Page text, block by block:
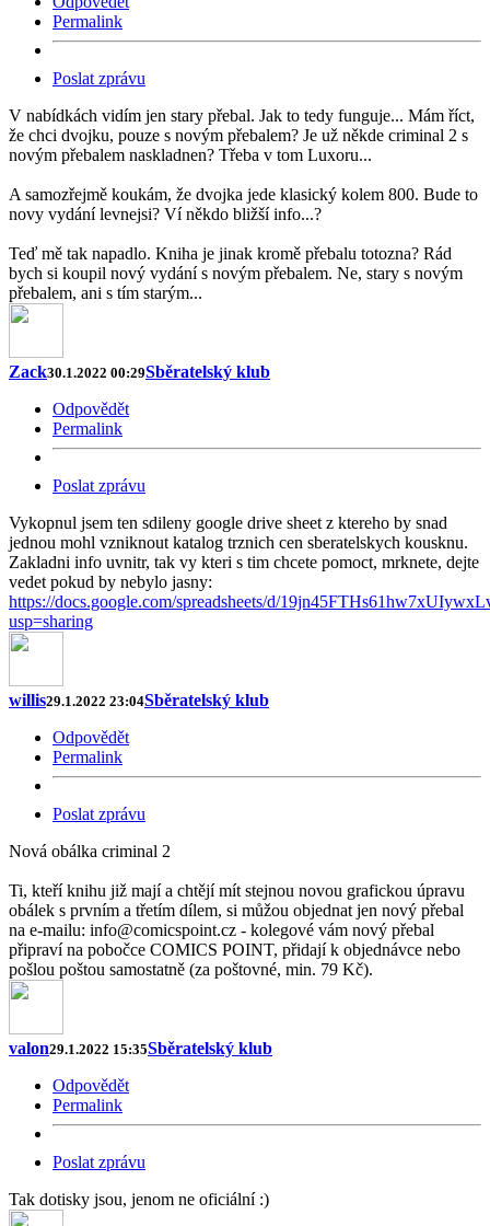
Permalink
Poslat zprávu
V nabídkách vidím jen stary přebal. Jak to tedy funguje... Mám říct,
že chci dvojku, pouze s novým přebalem? Je už někde criminal 2 s
novým přebalem naskladnen? Třeba v tom Luxoru...
A samozřejmě koukám, že dvojka jede klasický kolem 800. Bude to
novy vydání levnejsi? Ví někdo bližší info...?
Teď mě tak napadlo. Kniha je jinak kromě přebalu totozna? Rád
bych si koupil nový vydání s novým přebalem. Ne, stary s novým
přebalem, ani s tím starým...
Zack30.1.2022 00:29Sběratelský klub
Odpovědět
Permalink
Poslat zprávu
Vykopnul jsem ten sdileny google drive sheet z ktereho by snad
jednou mohl vzniknout katalog trznich cen sberatelskych kousknu.
Zakladni info uvnitr, tak vy kteri s tim chcete pomoct, mrknete, dejte
vedet pokud by nebylo jasny:
https://docs.google.com/spreadsheets/d/
usp=sharing
willis29.1.2022 23:04Sběratelský klub
Odpovědět
Permalink
Poslat zprávu
Nová obálka criminal 2
Ti, kteří knihu již mají a chtějí mít stejnou novou grafickou úpravu
obálek s prvním a třetím dílem, si můžou objednat jen nový přebal
na e-mailu: info@comicspoint.cz - kolegové vám nový přebal
připraví na pobočce COMICS POINT, přidají k objednávce nebo
pošlou poštou samostatně (za poštovné, min. 79 Kč).
valon29.1.2022 15:35Sběratelský klub
Odpovědět
Permalink
Poslat zprávu
Tak dotisky jsou, jenom ne oficiální :)